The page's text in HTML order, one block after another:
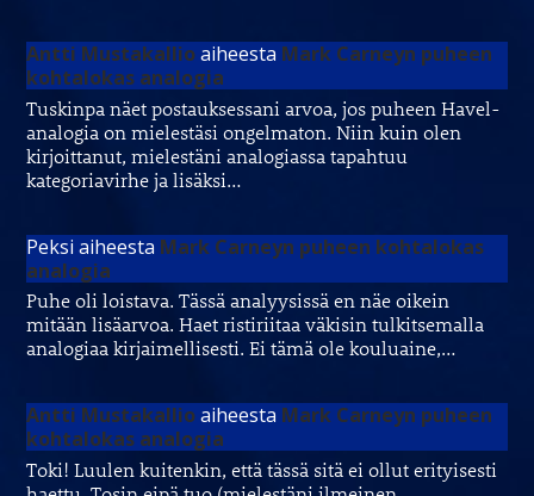
Antti Mustakallioaiheesta Mark Carneyn puheen
kohtalokas analogia
Tuskinpa näet postauksessani arvoa, jos puheen Havel-
analogia on mielestäsi ongelmaton. Niin kuin olen
kirjoittanut, mielestäni analogiassa tapahtuu
kategoriavirhe ja lisäksi…
Peksi aiheesta Mark Carneyn puheen kohtalokas
analogia
Puhe oli loistava. Tässä analyysissä en näe oikein
mitään lisäarvoa. Haet ristiriitaa väkisin tulkitsemalla
analogiaa kirjaimellisesti. Ei tämä ole kouluaine,…
Antti Mustakallioaiheesta Mark Carneyn puheen
kohtalokas analogia
Toki! Luulen kuitenkin, että tässä sitä ei ollut erityisesti